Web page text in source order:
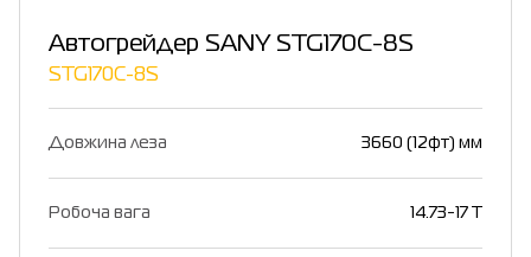
Автогрейдер SANY STG170C-8S
STG170C-8S
Довжина леза 3660 (12фт) мм
Робоча вага 14.73-17 T